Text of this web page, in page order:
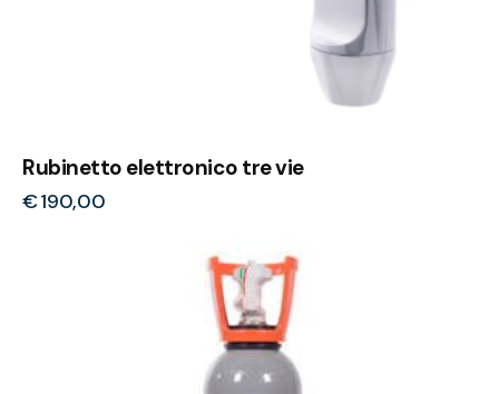
Rubinetto elettronico tre vie
€190,00